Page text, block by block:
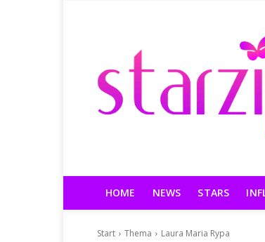
HOME NEWS STARS
Start Thema Laura Maria Rypa